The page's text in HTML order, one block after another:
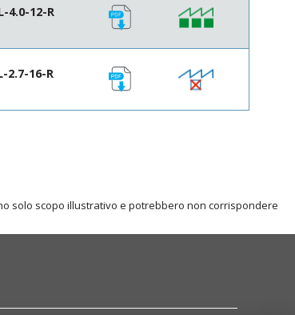
4.0-12-R
2.7-16-R
solo scopo illustrativo e potrebbero non corrispondere